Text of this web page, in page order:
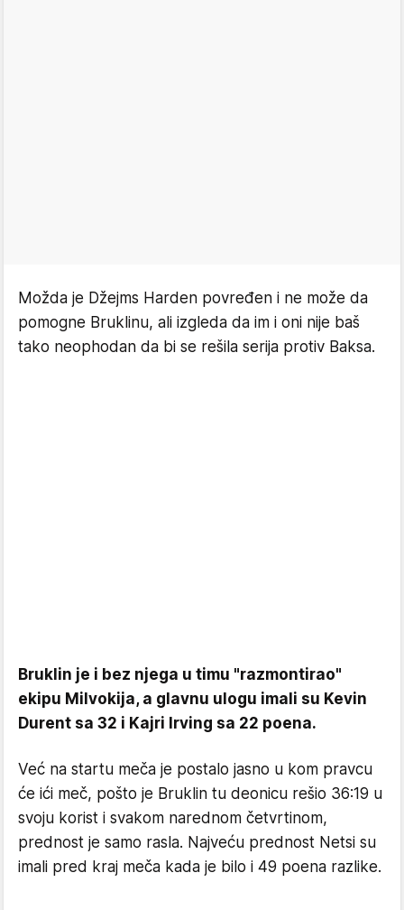
Možda je Džejms Harden povređen i ne može da
pomogne Bruklinu, ali izgleda da im i oni nije baš
tako neophodan da bi se rešila serija protiv Baksa.
Bruklin je i bez njega u timu "razmontirao"
ekipu Milvokija, a glavnu ulogu imali su Kevin
Durent sa 32 i Kajri Irving sa 22 poena.
Već na startu meča je postalo jasno u kom pravcu
će ići meč, pošto je Bruklin tu deonicu rešio 36:19 u
svoju korist i svakom narednom četvrtinom,
prednost je samo rasla. Najveću prednost Netsi su
imali pred kraj meča kada je bilo i 49 poena razlike.